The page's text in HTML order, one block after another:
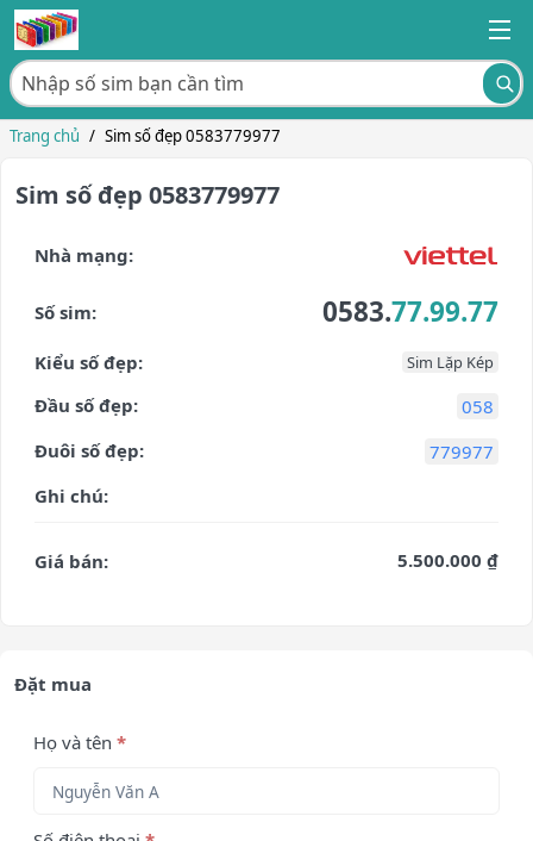
Trang chủ / Sim số đẹp 0583779977
Sim số đẹp 0583779977
Nhà mạng:
Số sim: 0583.77.99.77
Kiểu số đẹp: Sim Lặp Kép
Đầu số đẹp:
058
Đuôi số đẹp:
779977
Ghi chú:
Giá bán: 5.500.000 ₫
Đặt mua
Họ và tên *